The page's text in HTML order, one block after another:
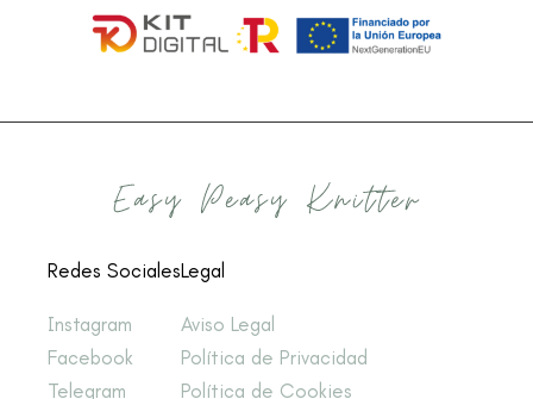
Redes Sociales
Instagram
Facebook
Telegram
Legal
Aviso Legal
Política de Privacidad
Política de Cookies